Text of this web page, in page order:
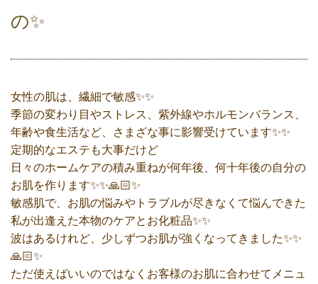
の✨
女性の肌は、繊細で敏感✨✨
季節の変わり目やストレス、紫外線やホルモンバランス、
年齢や食生活など、さまざな事に影響受けています✨✨
定期的なエステも大事だけど
日々のホームケアの積み重ねが何年後、何十年後の自分の
お肌を作ります✨✨🙏🏻✨
敏感肌で、お肌の悩みやトラブルが尽きなくて悩んできた
私が出逢えた本物のケアとお化粧品✨✨
波はあるけれど、少しずつお肌が強くなってきました✨✨
🙏🏻✨
ただ使えばいいのではなくお客様のお肌に合わせてメニュ